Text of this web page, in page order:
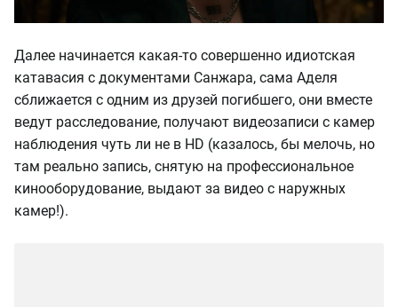
Далее начинается какая-то совершенно идиотская
катавасия с документами Санжара, сама Аделя
сближается с одним из друзей погибшего, они вместе
ведут расследование, получают видеозаписи с камер
наблюдения чуть ли не в HD (казалось, бы мелочь, но
там реально запись, снятую на профессиональное
кинооборудование, выдают за видео с наружных
камер!).